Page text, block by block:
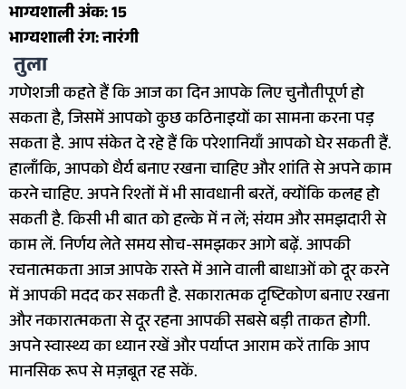
भाग्यशाली अंक: 15
भाग्यशाली रंग: नारंगी
तुला
गणेशजी कहते हैं कि आज का दिन आपके लिए चुनौतीपूर्ण हो
सकता है, जिसमें आपको कुछ कठिनाइयों का सामना करना पड़
सकता है. आप संकेत दे रहे हैं कि परेशानियाँ आपको घेर सकती हैं.
हालाँकि, आपको धैर्य बनाए रखना चाहिए और शांति से अपने काम
करने चाहिए. अपने रिश्तों में भी सावधानी बरतें, क्योंकि कलह हो
सकती है. किसी भी बात को हल्के में न लें; संयम और समझदारी से
काम लें. निर्णय लेते समय सोच-समझकर आगे बढ़ें. आपकी
रचनात्मकता आज आपके रास्ते में आने वाली बाधाओं को दूर करने
में आपकी मदद कर सकती है. सकारात्मक दृष्टिकोण बनाए रखना
और नकारात्मकता से दूर रहना आपकी सबसे बड़ी ताकत होगी.
अपने स्वास्थ्य का ध्यान रखें और पर्याप्त आराम करें ताकि आप
मानसिक रूप से मज़बूत रह सकें.